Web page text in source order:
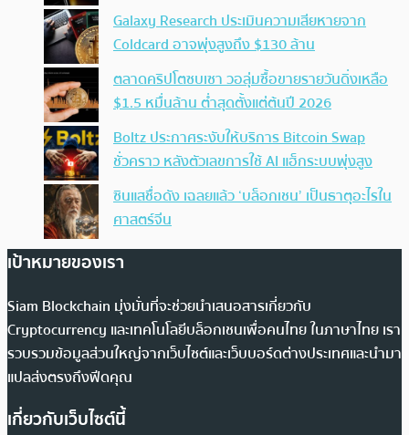
Galaxy Research ประเมินความเสียหายจาก
Coldcard อาจพุ่งสูงถึง $130 ล้าน
ตลาดคริปโตซบเซา วอลุ่มซื้อขายรายวันดิ่งเหลือ
$1.5 หมื่นล้าน ต่ำสุดตั้งแต่ต้นปี 2026
Boltz ประกาศระงับให้บริการ Bitcoin Swap
ชั่วคราว หลังตัวเลขการใช้ AI แฮ็กระบบพุ่งสูง
ซินแสชื่อดัง เฉลยแล้ว ‘บล็อกเชน’ เป็นธาตุอะไรใน
ศาสตร์จีน
เป้าหมายของเรา
Siam Blockchain มุ่งมั่นที่จะช่วยนำเสนอสารเกี่ยวกับ
Cryptocurrency และเทคโนโลยีบล็อกเชนเพื่อคนไทย ในภาษาไทย เรา
รวบรวมข้อมูลส่วนใหญ่จากเว็บไซต์และเว็บบอร์ดต่างประเทศและนำมา
แปลส่งตรงถึงฟีดคุณ
เกี่ยวกับเว็บไซต์นี้